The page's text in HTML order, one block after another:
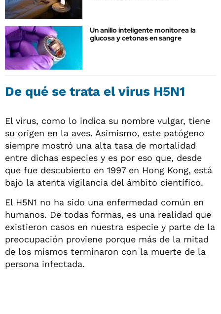
Un anillo inteligente monitorea la
glucosa y cetonas en sangre
De qué se trata el virus H5N1
El virus, como lo indica su nombre vulgar, tiene
su origen en la aves. Asimismo, este patógeno
siempre mostró una alta tasa de mortalidad
entre dichas especies y es por eso que, desde
que fue descubierto en 1997 en Hong Kong, está
bajo la atenta vigilancia del ámbito científico.
El H5N1 no ha sido una enfermedad común en
humanos. De todas formas, es una realidad que
existieron casos en nuestra especie y parte de la
preocupación proviene porque más de la mitad
de los mismos terminaron con la muerte de la
persona infectada.